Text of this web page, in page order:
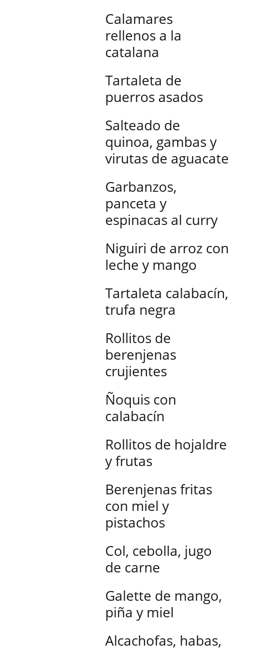
Calamares
rellenos a la
catalana
Tartaleta de
puerros asados
Salteado de
quinoa, gambas y
virutas de aguacate
Garbanzos,
panceta y
espinacas al curry
Niguiri de arroz con
leche y mango
Tartaleta calabacín,
trufa negra
Rollitos de
berenjenas
crujientes
Ñoquis con
calabacín
Rollitos de hojaldre
y frutas
Berenjenas fritas
con miel y
pistachos
Col, cebolla, jugo
de carne
Galette de mango,
piña y miel
Alcachofas, habas,